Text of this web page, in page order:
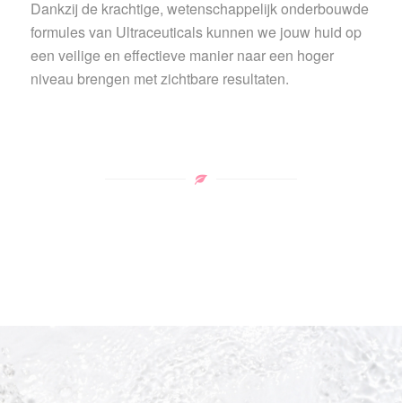
Dankzij de krachtige, wetenschappelijk onderbouwde
formules van Ultraceuticals kunnen we jouw huid op
een veilige en effectieve manier naar een hoger
niveau brengen met zichtbare resultaten.